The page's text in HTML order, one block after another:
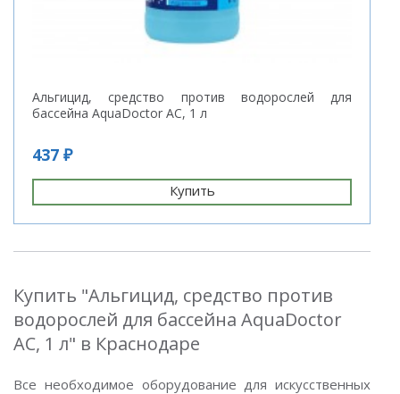
Альгицид, средство против водорослей для
бассейна AquaDoctor AC, 1 л
437 ₽
Купить
Купить "Альгицид, средство против
водорослей для бассейна AquaDoctor
AC, 1 л" в Краснодаре
Все необходимое оборудование для искусственных